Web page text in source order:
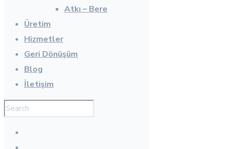
Atkı – Bere
Üretim
Hizmetler
Geri Dönüşüm
Blog
İletişim